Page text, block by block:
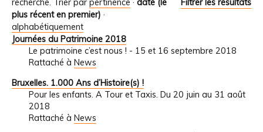
recherche.
Filtrer les résultats
Trier par pertinence · date (le
plus récent en premier) ·
alphabétiquement
Journées du Patrimoine 2018
Le patrimoine c’est nous ! - 15 et 16 septembre 2018
Rattaché à News
Bruxelles. 1.000 Ans d’Histoire(s) !
Pour les enfants. A Tour et Taxis. Du 20 juin au 31 août
2018
Rattaché à News